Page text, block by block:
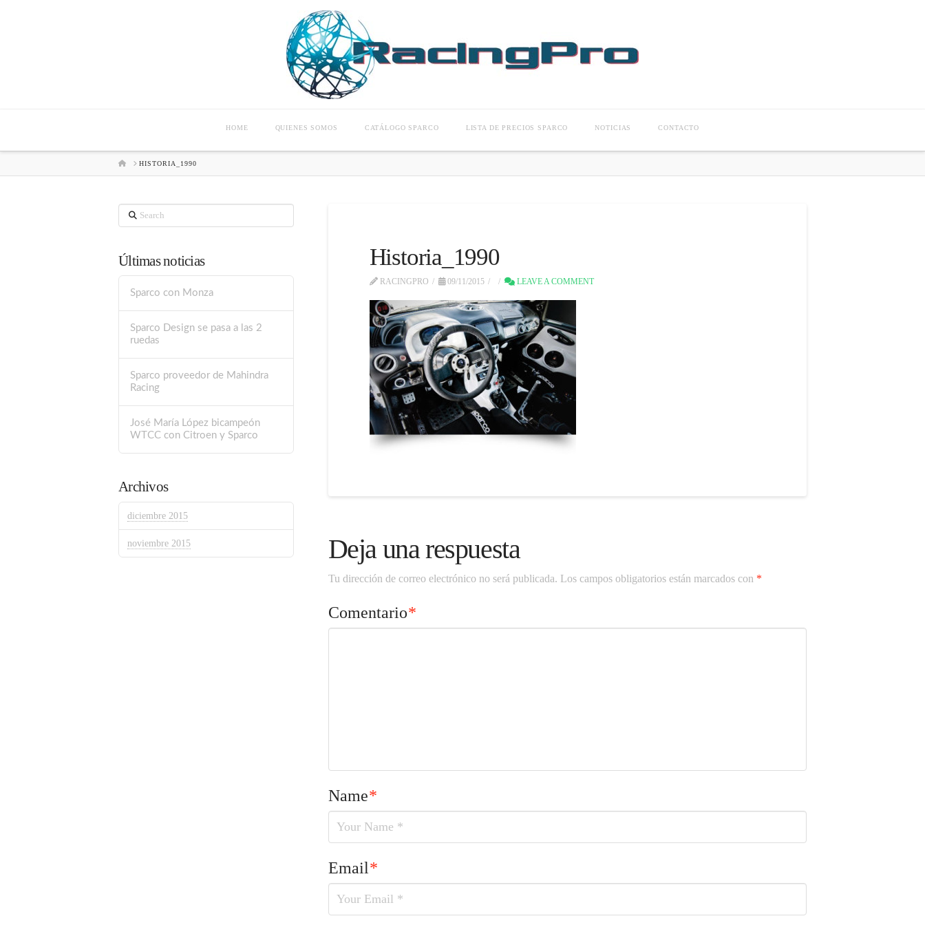
HOME QUIENES SOMOS CATÁLOGO SPARCO LISTA DE PRECIOS SPARCO NOTICIAS CONTACTO
HOMEHISTORIA_1990
Historia_1990
RACINGPRO 09/11/2015 LEAVE A COMMENT
Deja una respuesta
Tu dirección de correo electrónico no será publicada. Los campos obligatorios están marcados con *
Comentario*
Name*
Email*
Search
Últimas noticias
Sparco con Monza
Sparco Design se pasa a las 2
ruedas
Sparco proveedor de Mahindra
Racing
José María López bicampeón
WTCC con Citroen y Sparco
Archivos
diciembre 2015
noviembre 2015